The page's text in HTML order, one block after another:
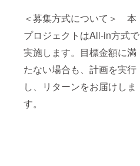
＜募集方式について＞ 本
プロジェクトはAll-in方式で
実施します。目標金額に満
たない場合も、計画を実行
し、リターンをお届けしま
す。